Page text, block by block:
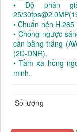
• Độ phân
25/
• Chuẩn nén H.265
• Chống ngược
cân bằng trắng
(2D-DNR).
• Tầm xa hồng
minh.
Số lượng